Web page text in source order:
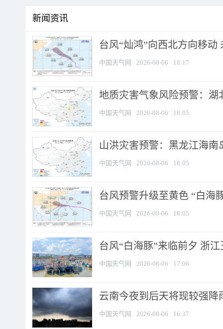
新闻资讯
台风“灿鸿”向西北方向移动
中国天气网 2026-08-06 18:17
地质灾害气象风险预警：湖
中国天气网 2026-08-06 18:05
山洪灾害预警：黑龙江海
中国天气网 2026-08-06 18:05
台风预警升级至黄色 “白海
中国天气网 2026-08-06 18:05
台风“白海豚”来临前夕 浙
中国天气网 2026-08-06 17:06
云南今夜到后天将现较强降
中国天气网 2026-08-06 16:37